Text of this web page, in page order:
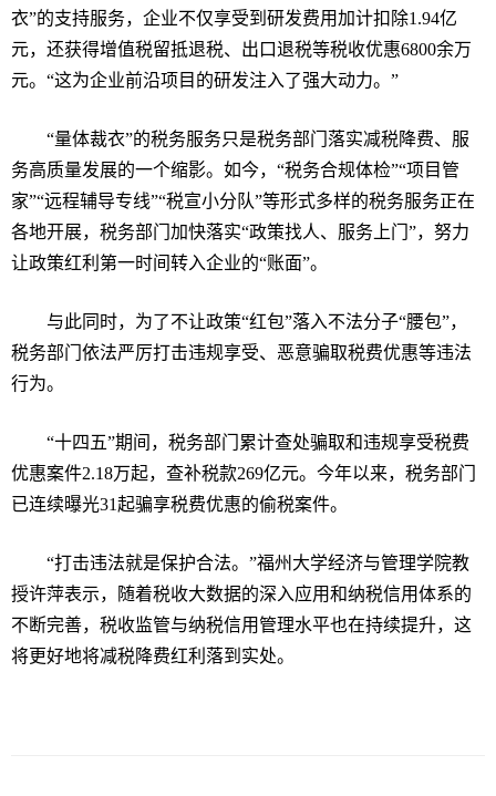
衣”的支持服务，企业不仅享受到研发费用加计扣除1.94亿
元，还获得增值税留抵退税、出口退税等税收优惠6800余万
元。 “这为企业前沿项目的研发注入了强大动力。 ”
“量体裁衣”的税务服务只是税务部门落实减税降费、服
务高质量发展的一个缩影。如今， “税务合规体检”“项目管
家”“远程辅导专线”“税宣小分队”等形式多样的税务服务正在
各地开展，税务部门加快落实“政策找人、服务上门 ”，努力
让政策红利第一时间转入企业的“账面”。
与此同时，为了不让政策“红包”落入不法分子“腰包”，
税务部门依法严厉打击违规享受、恶意骗取税费优惠等违法
行为。
“十四五”期间，税务部门累计查处骗取和违规享受税费
优惠案件2.18万起，查补税款269亿元。今年以来，税务部门
已连续曝光31起骗享税费优惠的偷税案件。
“打击违法就是保护合法。”福州大学经济与管理学院教
授许萍表示，随着税收大数据的深入应用和纳税信用体系的
不断完善，税收监管与纳税信用管理水平也在持续提升，这
将更好地将减税降费红利落到实处。